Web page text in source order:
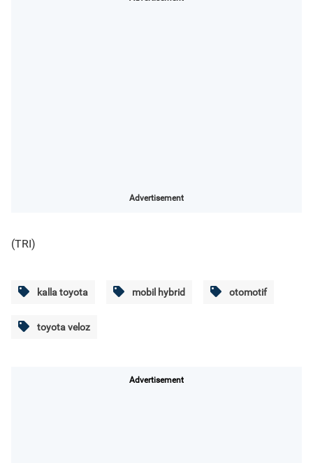
Advertisement
(TRI)
kalla toyota mobil hybrid otomotif
toyota veloz
Advertisement